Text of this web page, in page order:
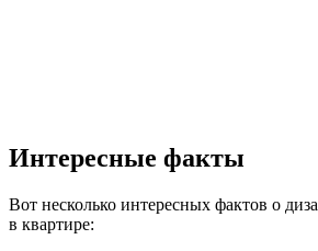
Интересные факты
Вот несколько интересных фактов о
в квартире: